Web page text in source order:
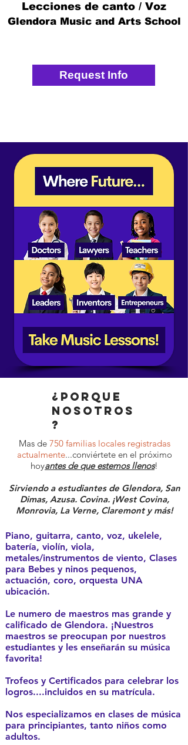
Lecciones de canto / Voz
Glendora Music and Arts School
Request Info
¿porque
nosotros
?
Mas de 750 familias locales registradas
actualmente...conviértete en el próximo
hoyantes de que estemos llenos!
Sirviendo a estudiantes de Glendora, San
Dimas, Azusa. Covina. ¡West Covina,
Monrovia, La Verne, Claremont y más!
Piano, guitarra, canto, voz, ukelele,
batería, violín, viola,
metales/instrumentos de viento, Clases
para Bebes y ninos pequenos,
actuación, coro, orquesta UNA
ubicación.
Le numero de maestros mas grande y
calificado de Glendora. ¡Nuestros
maestros se preocupan por nuestros
estudiantes y les enseñarán su música
favorita!
Trofeos y Certificados para celebrar los
logros....incluidos en su matrícula.
Nos especializamos en clases de música
para principiantes, tanto niños como
adultos.